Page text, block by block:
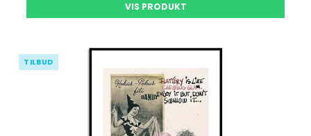
VIS PRODUKT
TILBUD